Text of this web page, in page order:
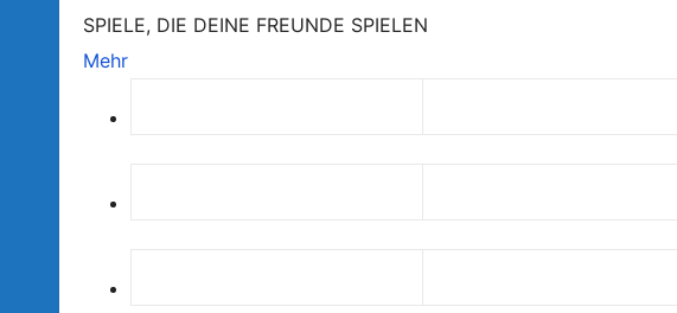
SPIELE, DIE DEINE FREUNDE SPIELEN
Mehr